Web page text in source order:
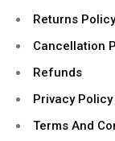
Returns Policy
Cancellation
Refunds
Privacy Policy
Terms And